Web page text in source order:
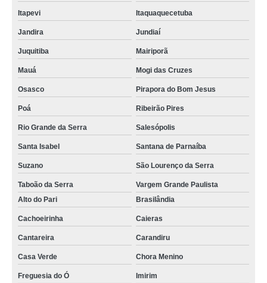
Itapevi Itaquaquecetuba
Jandira Jundiaí
Juquitiba Mairiporã
Mauá Mogi das Cruzes
Osasco Pirapora do Bom Jesus
Poá Ribeirão Pires
Rio Grande da Serra Salesópolis
Santa Isabel Santana de Parnaíba
Suzano São Lourenço da Serra
Taboão da Serra
Vargem Grande Paulista
Alto do Pari
Brasilândia
Cachoeirinha Caieras
Cantareira Carandiru
Casa Verde Chora Menino
Freguesia do Ó Imirim